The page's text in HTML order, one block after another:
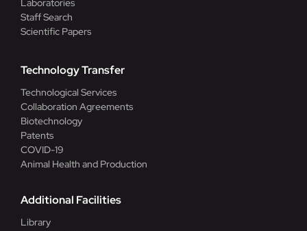
Laboratories
Staff Search
Scientific Papers
Technology Transfer
Technological Services
Collaboration Agreements
Biotechnology
Patents
COVID-19
Animal Health and Production
Additional Facilities
Library